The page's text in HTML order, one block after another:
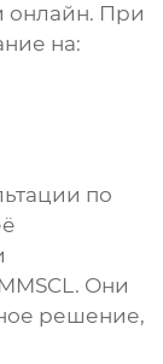
онлайн. При
на:
по
MMSCL. Они
решение,